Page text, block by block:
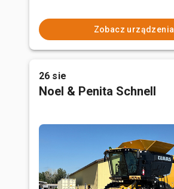
Zobacz urządzenia
26 sie
Noel & Penita Schnell